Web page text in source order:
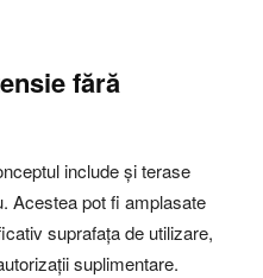
fără
include și terase
Acestea pot fi amplasate
suprafața de utilizare,
suplimentare.